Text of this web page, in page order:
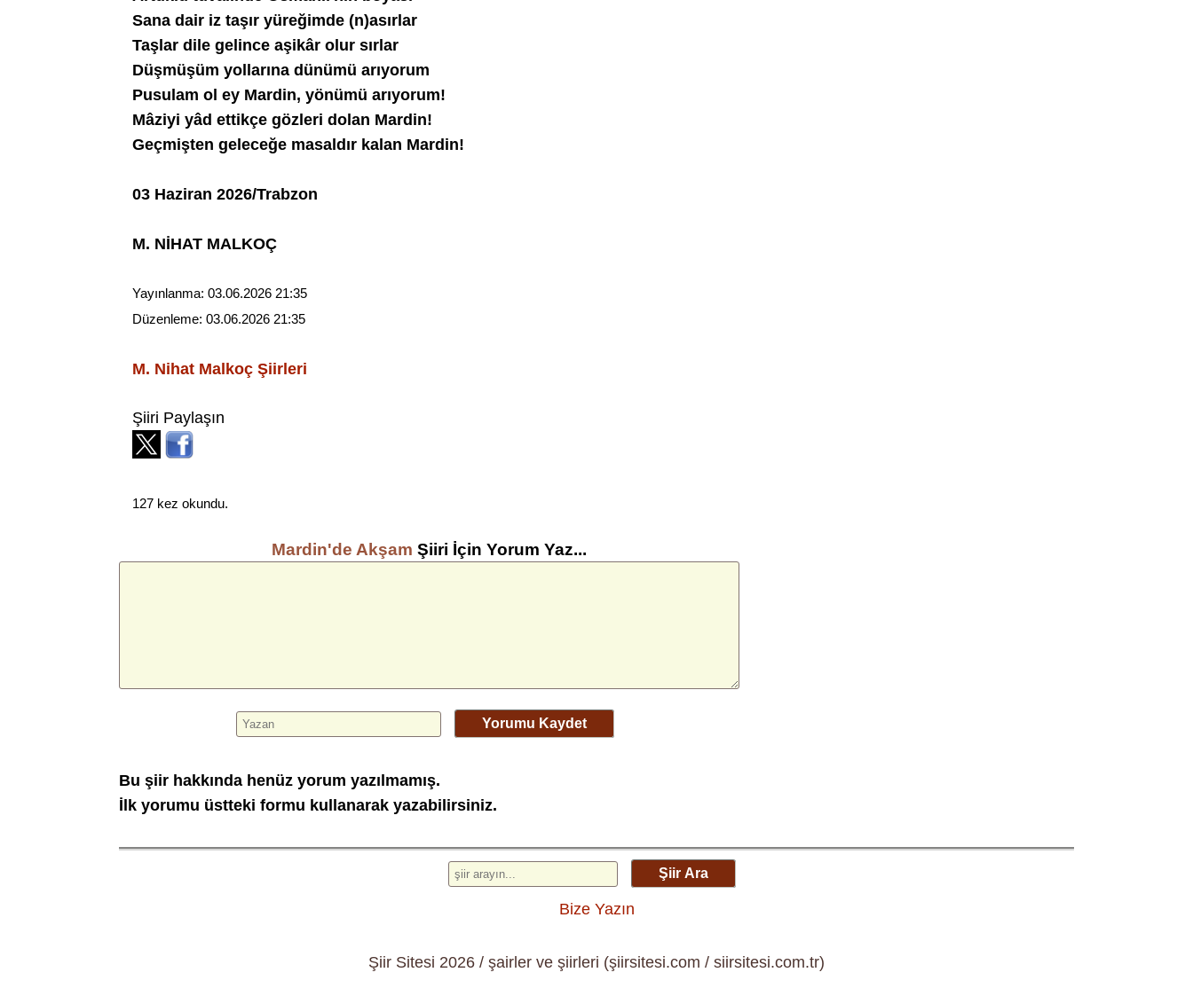
Sana dair iz taşır yüreğimde (n)asırlar
Taşlar dile gelince aşikâr olur sırlar
Düşmüşüm yollarına dünümü arıyorum
Pusulam ol ey Mardin, yönümü arıyorum!
Mâziyi yâd ettikçe gözleri dolan Mardin!
Geçmişten geleceğe masaldır kalan Mardin!
03 Haziran 2026/Trabzon
M. NİHAT MALKOÇ
Yayınlanma:03.06.2026 21:35
Düzenleme:03.06.2026 21:35
M. Nihat Malkoç Şiirleri
Şiiri Paylaşın
127 kez okundu.
Mardin'de Akşam Şiiri İçin Yorum Yaz...
Yorumu Kaydet
Bu şiir hakkında henüz yorum yazılmamış.
İlk yorumu üstteki formu kullanarak yazabilirsiniz.
Şiir Ara
Bize Yazın
Şiir Sitesi 2026 / şairler ve şiirleri (şiirsitesi.com / siirsitesi.com.tr)